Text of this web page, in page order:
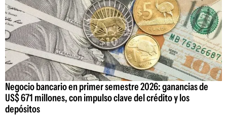
Negocio bancario en primer semestre 2026: ganancias de
US$ 671 millones, con impulso clave del crédito y los
depósitos